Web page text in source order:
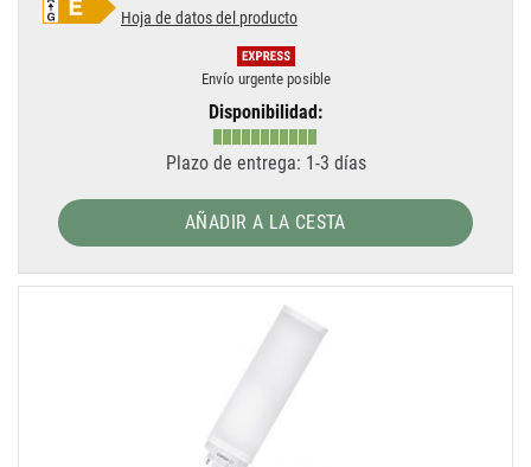
Hoja de datos del producto
Envío urgente posible
Disponibilidad:
Plazo de entrega: 1-3 días
AÑADIR A LA CESTA